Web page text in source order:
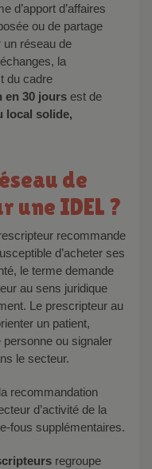
d’apport d’affaires
ou de partage
un réseau de
la
du cadre
en 30 jours est de
local solide,
une IDEL ?
d’acheter ses
le terme demande
au sens juridique
Le prescripteur au
un patient,
personne ou signaler
le secteur.
d’activité de la
fous supplémentaires.
regroupe